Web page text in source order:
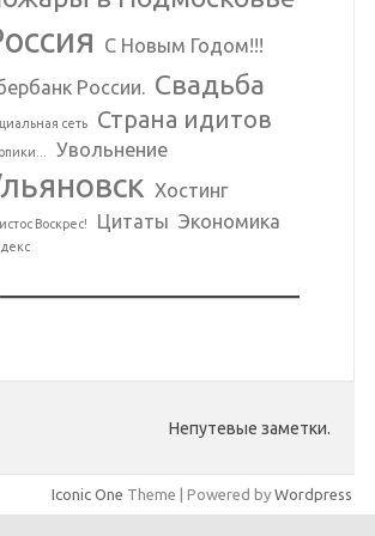
С Новым Годом!!!
России. Свадьба
сеть Страна идитов
Увольнение
Хостинг
Воскрес! Цитаты Экономика
Непутевые заметки.
Iconic One Theme | Powered by Wordpress